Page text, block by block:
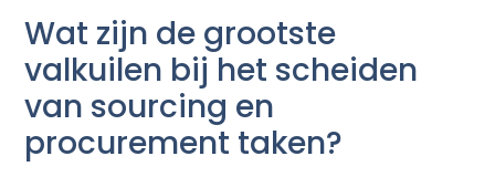
Wat zijn de grootste
valkuilen bij het scheiden
van sourcing en
procurement taken?